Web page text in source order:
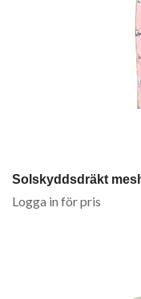
Solskyddsdräkt
Logga in för pris